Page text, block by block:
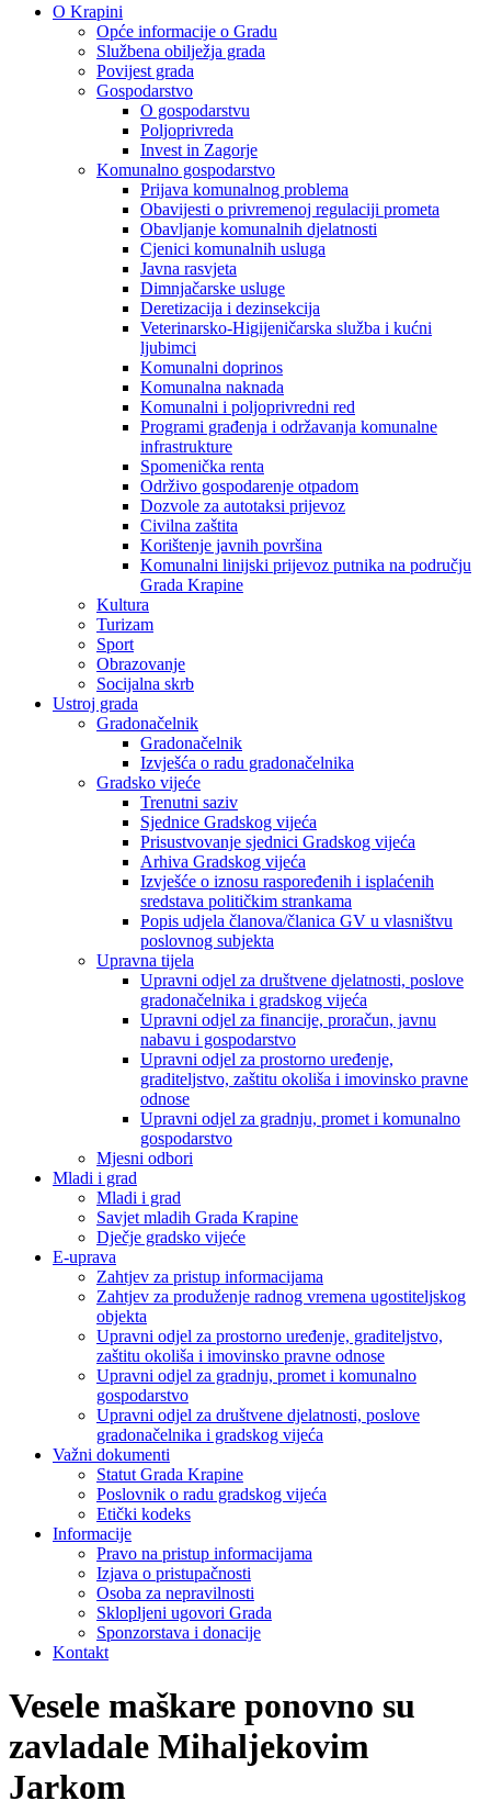
O Krapini
Opće informacije o Gradu
Službena obilježja grada
Povijest grada
Gospodarstvo
O gospodarstvu
Poljoprivreda
Invest in Zagorje
Komunalno gospodarstvo
Prijava komunalnog problema
Obavijesti o privremenoj regulaciji prometa
Obavljanje komunalnih djelatnosti
Cjenici komunalnih usluga
Javna rasvjeta
Dimnjačarske usluge
Deretizacija i dezinsekcija
Veterinarsko-Higijeničarska služba i kućni
ljubimci
Komunalni doprinos
Komunalna naknada
Komunalni i poljoprivredni red
Programi građenja i održavanja komunalne
infrastrukture
Spomenička renta
Održivo gospodarenje otpadom
Dozvole za autotaksi prijevoz
Civilna zaštita
Korištenje javnih površina
Komunalni linijski prijevoz putnika na području
Grada Krapine
Kultura
Turizam
Sport
Obrazovanje
Socijalna skrb
Ustroj grada
Gradonačelnik
Gradonačelnik
Izvješća o radu gradonačelnika
Gradsko vijeće
Trenutni saziv
Sjednice Gradskog vijeća
Prisustvovanje sjednici Gradskog vijeća
Arhiva Gradskog vijeća
Izvješće o iznosu raspoređenih i isplaćenih
sredstava političkim strankama
Popis udjela članova/članica GV u vlasništvu
poslovnog subjekta
Upravna tijela
Upravni odjel za društvene djelatnosti, poslove
gradonačelnika i gradskog vijeća
Upravni odjel za financije, proračun, javnu
nabavu i gospodarstvo
Upravni odjel za prostorno uređenje,
graditeljstvo, zaštitu okoliša i imovinsko pravne
odnose
Upravni odjel za gradnju, promet i komunalno
gospodarstvo
Mjesni odbori
Mladi i grad
Mladi i grad
Savjet mladih Grada Krapine
Dječje gradsko vijeće
E-uprava
Zahtjev za pristup informacijama
Zahtjev za produženje radnog vremena ugostiteljskog
objekta
Upravni odjel za prostorno uređenje, graditeljstvo,
zaštitu okoliša i imovinsko pravne odnose
Upravni odjel za gradnju, promet i komunalno
gospodarstvo
Upravni odjel za društvene djelatnosti, poslove
gradonačelnika i gradskog vijeća
Važni dokumenti
Statut Grada Krapine
Poslovnik o radu gradskog vijeća
Etički kodeks
Informacije
Pravo na pristup informacijama
Izjava o pristupačnosti
Osoba za nepravilnosti
Sklopljeni ugovori Grada
Sponzorstava i donacije
Kontakt
Vesele maškare ponovno su
zavladale Mihaljekovim
Jarkom